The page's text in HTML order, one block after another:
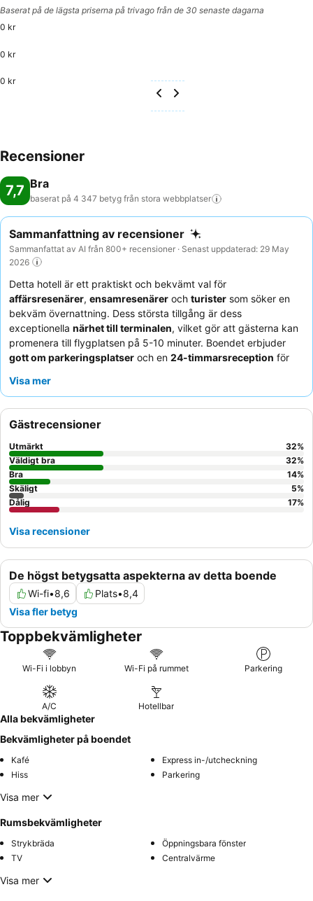
Baserat på de lägsta priserna på trivago från de 30 senaste dagarna
0 kr
0 kr
0 kr
Recensioner
7,7 Bra
baserat på 4 347 betyg från stora webbplatser
Sammanfattning av recensioner
Sammanfattat av AI från 800+ recensioner · Senast uppdaterad: 29 May
2026
Detta hotell är ett praktiskt och bekvämt val för
affärsresenärer, ensamresenärer och turister som söker en
bekväm övernattning. Dess största tillgång är dess
exceptionella närhet till terminalen, vilket gör att gästerna kan
promenera till flygplatsen på 5-10 minuter. Boendet erbjuder
gott om parkeringsplatser och en 24-timmarsreception för
personalens exceptionella vänlighet och den läckra, varierade
lugnare upplevelse bör gästerna överväga att be om ett rum
som inte ligger på översta våningen, eftersom hissen inte når
dit.
Visa mer
De högst betygsatta aspekterna av detta boende
Wi-fi•8,6 Plats•8,4
Visa fler betyg
Gästrecensioner
Utmärkt 32%
Väldigt bra
32%
Bra
14%
Skäligt
5%
Dålig
17%
Visa recensioner
Toppbekvämligheter
Wi-Fi i lobbyn Wi-Fi på rummet Parkering
A/C Hotellbar
Alla bekvämligheter
Bekvämligheter på boendet
Kafé
Express in-/utcheckning
Hiss
Parkering
Visa mer
Rumsbekvämligheter
Strykbräda
Öppningsbara fönster
TV
Centralvärme
Visa mer